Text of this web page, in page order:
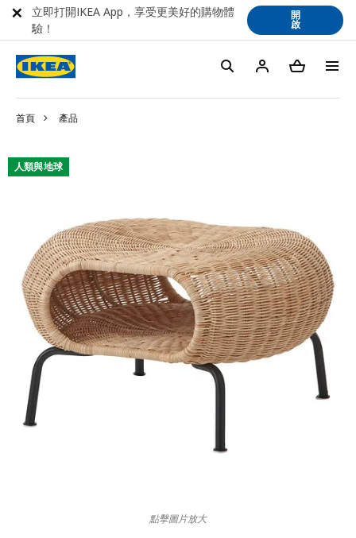
首頁 產品
人類與地球
點擊圖片放大
立即打開IKEA App，享受更美好的購物體
驗！
開
啟